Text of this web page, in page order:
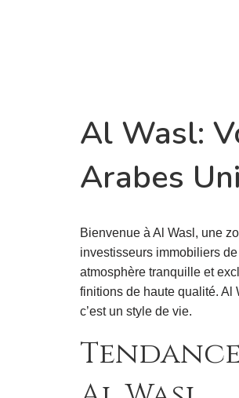
Al Wasl:
Arabes
Bienvenue à Al Wasl, une
investisseurs immobiliers
atmosphère tranquille et
finitions de haute qualité. Al
c’est un style de vie.